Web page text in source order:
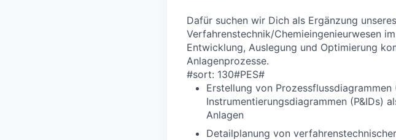
Dafür suchen wir Dich als Ergänzung
Verfahrenstechnik/Chemieingenieurwesen
Entwicklung, Auslegung und Optimierung
Anlagenprozesse.
#sort: 130#PES#
Erstellung von
Instrumentierungsdiagrammen (P&IDs)
Anlagen
Detailplanung von